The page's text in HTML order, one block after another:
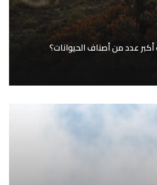
عدد من أصناف الحيوانات؟